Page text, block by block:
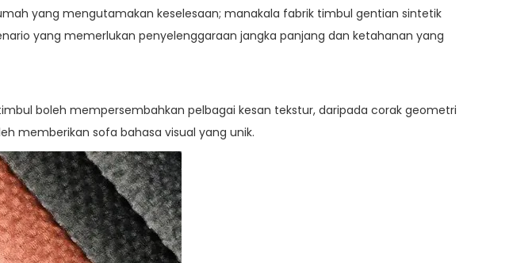
yang mengutamakan keselesaan; manakala fabrik timbul gentian sintetik
yang memerlukan penyelenggaraan jangka panjang dan ketahanan yang
boleh mempersembahkan pelbagai kesan tekstur, daripada corak geometri
memberikan sofa bahasa visual yang unik.